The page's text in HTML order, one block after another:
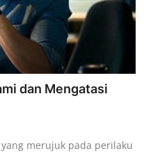
dan Mengatasi
merujuk pada perilaku